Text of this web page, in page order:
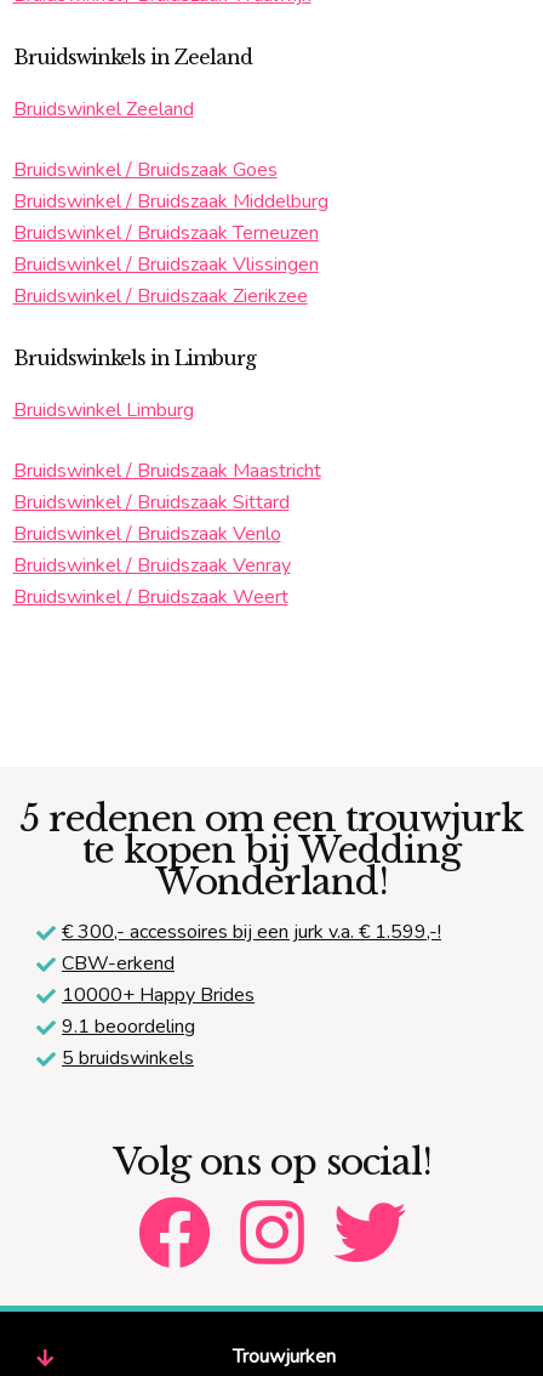
Bruidswinkels in Zeeland
Bruidswinkel Zeeland
Bruidswinkel / Bruidszaak Goes
Bruidswinkel / Bruidszaak Middelburg
Bruidswinkel / Bruidszaak Terneuzen
Bruidswinkel / Bruidszaak Vlissingen
Bruidswinkel / Bruidszaak Zierikzee
Bruidswinkels in Limburg
Bruidswinkel Limburg
Bruidswinkel / Bruidszaak Maastricht
Bruidswinkel / Bruidszaak Sittard
Bruidswinkel / Bruidszaak Venlo
Bruidswinkel / Bruidszaak Venray
Bruidswinkel / Bruidszaak Weert
5 redenen om een trouwjurk
te kopen bij Wedding
Wonderland!
€ 300,- accessoires bij een jurk v.a. € 1.599,-!
CBW-erkend
10000+ Happy Brides
9.1 beoordeling
5 bruidswinkels
Volg ons op social!
Trouwjurken